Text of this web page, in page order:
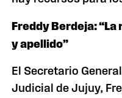
Freddy Berdeja:
y apellido”
El Secretario
Judicial de Jujuy,